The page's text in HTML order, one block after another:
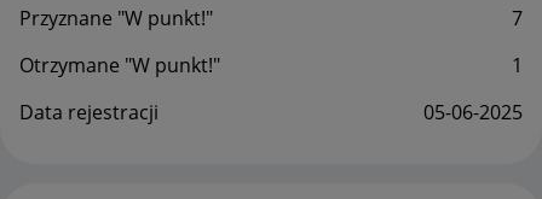
Przyznane "W punkt!"
7
Otrzymane "W punkt!"
1
Data rejestracji
‎05-06-2025